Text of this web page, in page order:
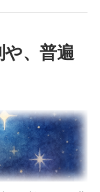
や、普遍